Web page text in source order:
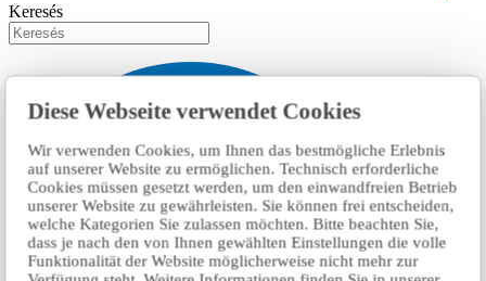
Diese Webseite verwendet Cookies
Wir verwenden Cookies, um Ihnen das bestmögliche Erlebnis
auf unserer Website zu ermöglichen. Technisch erforderliche
Cookies müssen gesetzt werden, um den einwandfreien Betrieb
unserer Website zu gewährleisten. Sie können frei entscheiden,
welche Kategorien Sie zulassen möchten. Bitte beachten Sie,
dass je nach den von Ihnen gewählten Einstellungen die volle
Funktionalität der Website möglicherweise nicht mehr zur
Keresés